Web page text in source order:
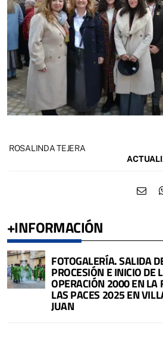
ROSALINDA TEJERA
+INFORMACIÓN
FOTOGALERÍA. SALIDA
PROCESIÓN E INICIO DE
OPERACIÓN 2000 EN LA
LAS PACES 2025 EN
JUAN